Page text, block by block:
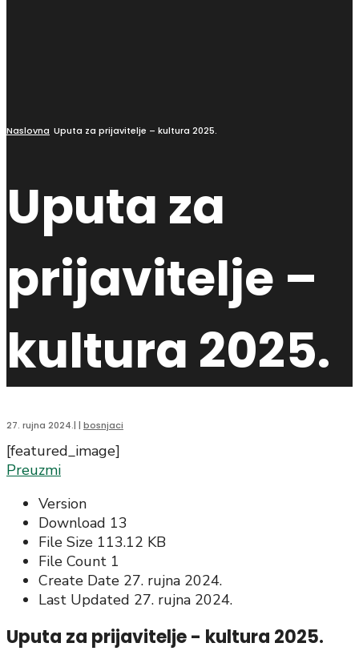
Naslovna Uputa za prijavitelje – kultura 2025.
Uputa za
prijavitelje –
kultura 2025.
27. rujna 2024.| | bosnjaci
[featured_image]
Preuzmi
Version
Download 13
File Size 113.12 KB
File Count 1
Create Date 27. rujna 2024.
Last Updated 27. rujna 2024.
Uputa za prijavitelje - kultura 2025.